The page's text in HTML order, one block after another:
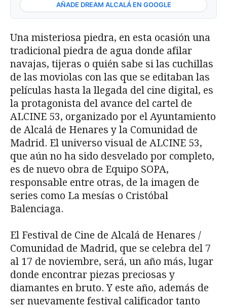
AÑADE DREAM ALCALÁ EN GOOGLE
Una misteriosa piedra, en esta ocasión una
tradicional piedra de agua donde afilar
navajas, tijeras o quién sabe si las cuchillas
de las moviolas con las que se editaban las
películas hasta la llegada del cine digital, es
la protagonista del avance del cartel de
ALCINE 53, organizado por el Ayuntamiento
de Alcalá de Henares y la Comunidad de
Madrid. El universo visual de ALCINE 53,
que aún no ha sido desvelado por completo,
es de nuevo obra de Equipo SOPA,
responsable entre otras, de la imagen de
series como La mesías o Cristóbal
Balenciaga.
El Festival de Cine de Alcalá de Henares /
Comunidad de Madrid, que se celebra del 7
al 17 de noviembre, será, un año más, lugar
donde encontrar piezas preciosas y
diamantes en bruto. Y este año, además de
ser nuevamente festival calificador tanto